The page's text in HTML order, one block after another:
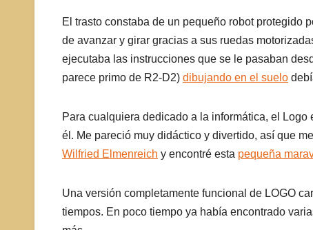
El trasto constaba de un pequeño robot protegido
de avanzar y girar gracias a sus ruedas
ejecutaba las instrucciones que se le pasaban
parece primo de R2-D2) dibujando en el suelo
Para cualquiera dedicado a la informática, el
él. Me pareció muy didáctico y divertido, así que
Wilfried Elmenreich y encontré esta pequeña
Una versión completamente funcional de LOGO
tiempos. En poco tiempo ya había encontrado